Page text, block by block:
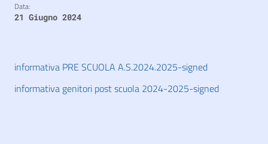
Data:
21 Giugno 2024
informativa PRE SCUOLA A.S.2024.2025-signed
informativa genitori post scuola 2024-2025-signed